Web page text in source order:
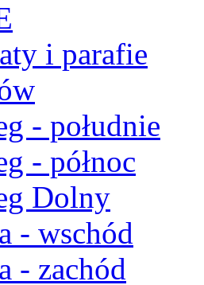
i parafie
- południe
- północ
Dolny
- wschód
- zachód